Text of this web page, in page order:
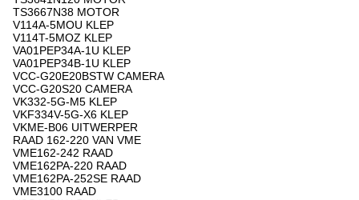
TS3667N38 MOTOR
V114A-5MOU KLEP
V114T-5MOZ KLEP
VA01PEP34A-1U KLEP
VA01PEP34B-1U KLEP
VCC-G20E20BSTW CAMERA
VCC-G20S20 CAMERA
VK332-5G-M5 KLEP
VKF334V-5G-X6 KLEP
VKME-B06 UITWERPER
RAAD 162-220 VAN VME
VME162-242 RAAD
VME162PA-220 RAAD
VME162PA-252SE RAAD
VME3100 RAAD